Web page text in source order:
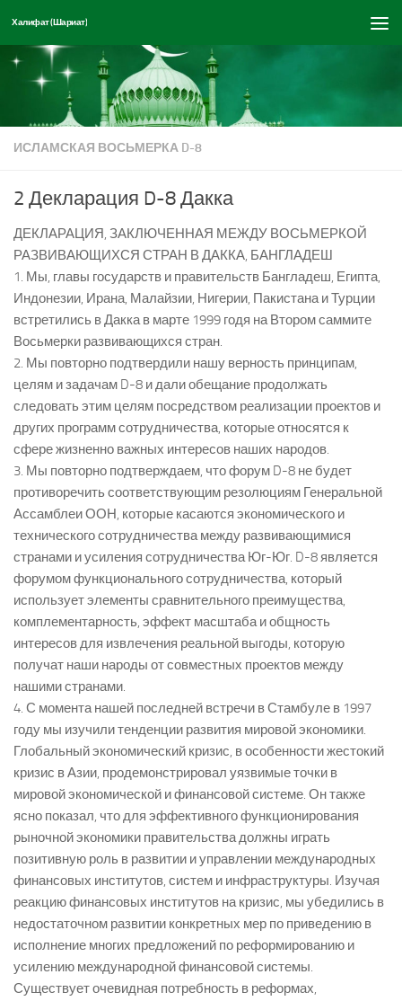
Перейти к содержимому
Халифат (Шариат)
ИСЛАМСКАЯ ВОСЬМЕРКА D-8
2 Декларация D-8 Дакка
ДЕКЛАРАЦИЯ, ЗАКЛЮЧЕННАЯ МЕЖДУ ВОСЬМЕРКОЙ
РАЗВИВАЮЩИХСЯ СТРАН В ДАККА, БАНГЛАДЕШ
1. Мы, главы государств и правительств Бангладеш, Египта,
Индонезии, Ирана, Малайзии, Нигерии, Пакистана и Турции
встретились в Дакка в марте 1999 годя на Втором саммите
Восьмерки развивающихся стран.
2. Мы повторно подтвердили нашу верность принципам,
целям и задачам D-8 и дали обещание продолжать
следовать этим целям посредством реализации проектов и
других программ сотрудничества, которые относятся к
сфере жизненно важных интересов наших народов.
3. Мы повторно подтверждаем, что форум D-8 не будет
противоречить соответствующим резолюциям Генеральной
Ассамблеи ООН, которые касаются экономического и
технического сотрудничества между развивающимися
странами и усиления сотрудничества Юг-Юг. D-8 является
форумом функционального сотрудничества, который
использует элементы сравнительного преимущества,
комплементарность, эффект масштаба и общность
интересов для извлечения реальной выгоды, которую
получат наши народы от совместных проектов между
нашими странами.
4. С момента нашей последней встречи в Стамбуле в 1997
году мы изучили тенденции развития мировой экономики.
Глобальный экономический кризис, в особенности жестокий
кризис в Азии, продемонстрировал уязвимые точки в
мировой экономической и финансовой системе. Он также
ясно показал, что для эффективного функционирования
рыночной экономики правительства должны играть
позитивную роль в развитии и управлении международных
финансовых институтов, систем и инфраструктуры. Изучая
реакцию финансовых институтов на кризис, мы убедились в
недостаточном развитии конкретных мер по приведению в
исполнение многих предложений по реформированию и
усилению международной финансовой системы.
Существует очевидная потребность в реформах,